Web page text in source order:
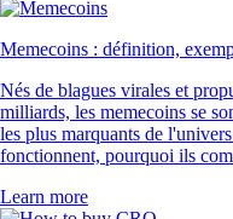
Memecoins : définition,
Nés de blagues virales et
milliards, les memecoins se
les plus marquants de
fonctionnent, pourquoi ils
Learn more